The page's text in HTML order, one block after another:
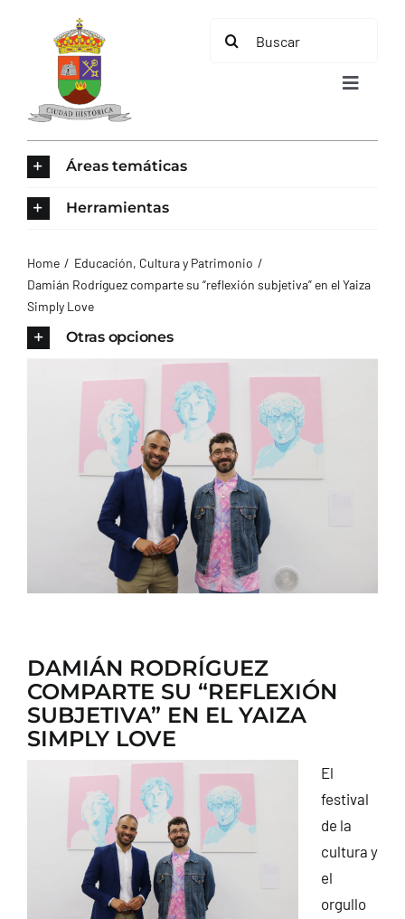
contenido
Buscar:
Toggle
AYUNTAMIENTO
Áreas temáticas
Herramientas
Home
Educación, Cultura y Patrimonio
Damián Rodríguez comparte su “reflexión subjetiva” en el Yaiza
Simply Love
Otras opciones
DAMIÁN RODRÍGUEZ
COMPARTE SU “REFLEXIÓN
SUBJETIVA” EN EL YAIZA
SIMPLY LOVE
El
festival
de la
cultura y
el
orgullo